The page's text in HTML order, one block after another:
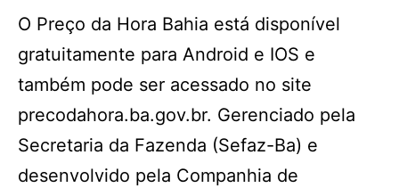
O Preço da Hora Bahia está disponível
gratuitamente para Android e IOS e
também pode ser acessado no site
precodahora.ba.gov.br. Gerenciado pela
Secretaria da Fazenda (Sefaz-Ba) e
desenvolvido pela Companhia de